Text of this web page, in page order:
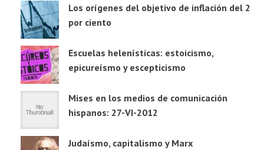
Los orígenes del objetivo de inflación del 2
por ciento
Escuelas helenísticas: estoicismo,
epicureísmo y escepticismo
Mises en los medios de comunicación
hispanos: 27-VI-2012
Judaísmo, capitalismo y Marx